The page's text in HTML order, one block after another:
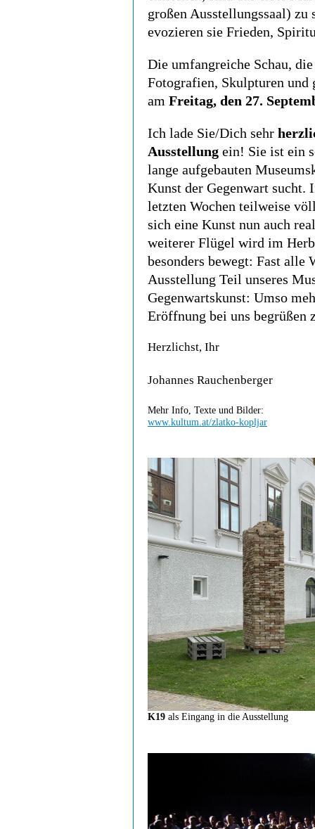
großen Ausstellungssaal)
evozieren sie Frieden,
Die umfangreiche Schau,
Fotografien, Skulpturen und
am Freitag, den 27.
Ich lade Sie/Dich sehr
Ausstellung ein! Sie ist ein
lange aufgebauten
Kunst der Gegenwart sucht.
letzten Wochen teilweise
sich eine Kunst nun auch
weiterer Flügel wird im
besonders bewegt: Fast alle
Ausstellung Teil unseres
Gegenwartskunst: Umso
Eröffnung bei uns begrüßen
Herzlichst, Ihr
Johannes Rauchenberger
Mehr Info, Texte und Bilder:
www.kultum.at/zlatko-kopljar
K19 als Eingang in die Ausstellung